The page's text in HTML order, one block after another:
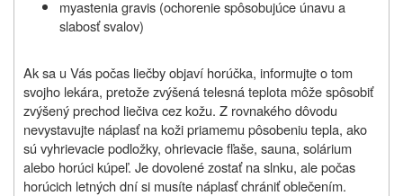
myastenia gravis (ochorenie spôsobujúce únavu a
slabosť svalov)
Ak sa u Vás počas liečby objaví horúčka, informujte o tom
svojho lekára, pretože zvýšená telesná teplota môže spôsobiť
zvýšený prechod liečiva cez kožu. Z rovnakého dôvodu
nevystavujte náplasť na koži priamemu pôsobeniu tepla, ako
sú vyhrievacie podložky, ohrievacie fľaše, sauna, solárium
alebo horúci kúpeľ. Je dovolené zostať na slnku, ale počas
horúcich letných dní si musíte náplasť chrániť oblečením.